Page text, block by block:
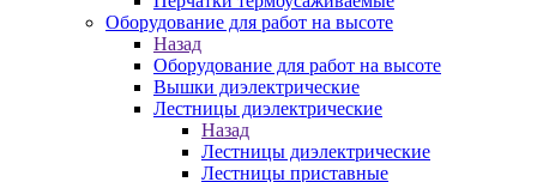
Оборудование для работ на высоте
Назад
Оборудование для работ на высоте
Вышки диэлектрические
Лестницы диэлектрические
Назад
Лестницы диэлектрические
Лестницы приставные